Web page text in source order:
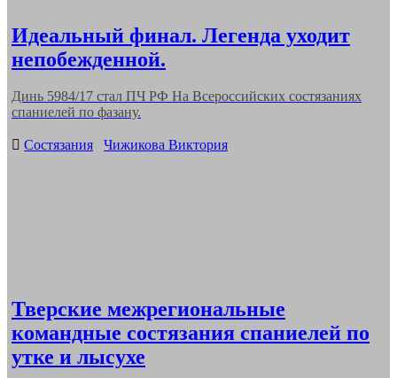
Идеальный финал. Легенда уходит
непобежденной.
Динь 5984/17 стал ПЧ РФ На Всероссийских состязаниях
спаниелей по фазану.
Categories
Состязания Чижикова Виктория
Тверские межрегиональные
командные состязания спаниелей по
утке и лысухе